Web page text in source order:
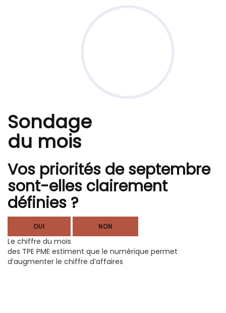
Sondage
du mois
Vos priorités de septembre
sont-elles clairement
définies ?
OUI NON
Le chiffre du mois
des TPE PME estiment que le numérique permet
d’augmenter le chiffre d’affaires